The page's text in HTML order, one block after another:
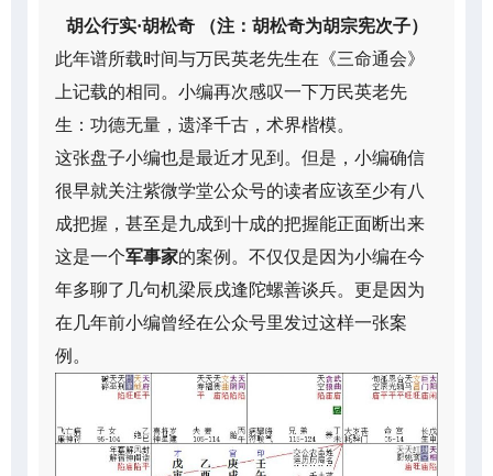
胡公行实·胡松奇 （注：胡松奇为胡宗宪次子）
此年谱所载时间与万民英老先生在《三命通会》
上记载的相同。小编再次感叹一下万民英老先
生：功德无量，遗泽千古，术界楷模。
这张盘子小编也是最近才见到。但是，小编确信
很早就关注紫微学堂公众号的读者应该至少有八
成把握，甚至是九成到十成的把握能正面断出来
这是一个军事家的案例。不仅仅是因为小编在今
年多聊了几句机梁辰戌逢陀螺善谈兵。更是因为
在几年前小编曾经在公众号里发过这样一张案
例。